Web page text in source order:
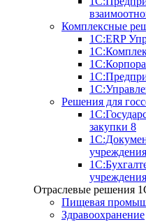
Комплексные
1С:ERP
Решения для
закупки 8
Отраслевые решения
Пищевая
Здравоохранение